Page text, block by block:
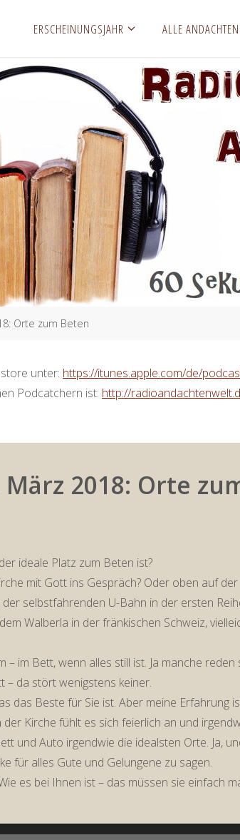
ERSCHEINUNGSJAHR ALLE ANDACHTEN
Orte zum Beten
unter: https://itunes.apple.com/de/
Podcatchern ist: http://
2018: Orte
ideale Platz zum Beten ist?
mit Gott ins Gespräch? Oder oben auf
selbstfahrenden U-Bahn in der ersten
Walberla in der fränkischen Schweiz,
– im Bett, wenn alles still ist. Ja manche
– da stört wenigstens keiner.
das Beste für Sie ist. Aber meine Erfahrung
Kirche fühlt es sich feierlich an und
und Auto irgendwie die idealsten Orte. Ja,
für alles Gute und Gelungene zu sagen.
es bei Ihnen ist – das müssen sie einfach